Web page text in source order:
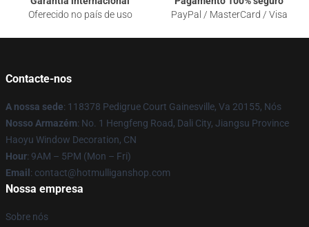
Oferecido no país de uso
PayPal / MasterCard / Visa
Contacte-nos
A nossa sede: 118378 Pedigrue Court Gainesville, Va 20155, Nós
Nosso Armazém: No. 1 Hengfeng Road, Dali City, Jiangsu Province
Haoyu Window Decoration, CN
Hour: 9AM – 5PM (Mon – Fri)
Email : contact@hotmulliganshop.com
Nossa empresa
Sobre nós